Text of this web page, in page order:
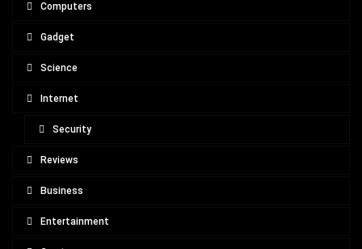
Computers
Gadget
Science
Internet
Security
Reviews
Business
Entertainment